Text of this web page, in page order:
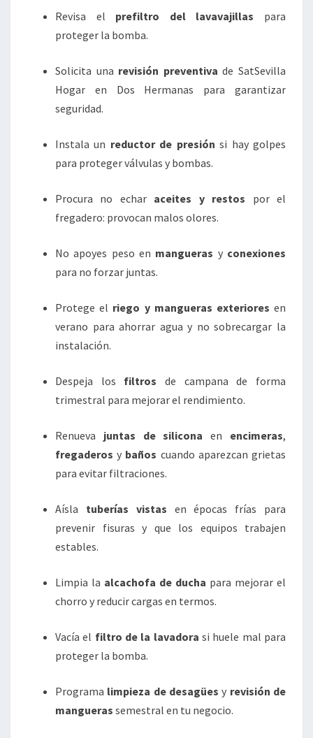
Revisa el prefiltro del lavavajillas para
proteger la bomba.
Solicita una revisión preventiva de SatSevilla
Hogar en Dos Hermanas para garantizar
seguridad.
Instala un reductor de presión si hay golpes
para proteger válvulas y bombas.
Procura no echar aceites y restos por el
fregadero: provocan malos olores.
No apoyes peso en mangueras y conexiones
para no forzar juntas.
Protege el riego y mangueras exteriores en
verano para ahorrar agua y no sobrecargar la
instalación.
Despeja los filtros de campana de forma
trimestral para mejorar el rendimiento.
Renueva juntas de silicona en encimeras,
fregaderos y baños cuando aparezcan grietas
para evitar filtraciones.
Aísla tuberías vistas en épocas frías para
prevenir fisuras y que los equipos trabajen
estables.
Limpia la alcachofa de ducha para mejorar el
chorro y reducir cargas en termos.
Vacía el filtro de la lavadora si huele mal para
proteger la bomba.
Programa limpieza de desagües y revisión de
mangueras semestral en tu negocio.